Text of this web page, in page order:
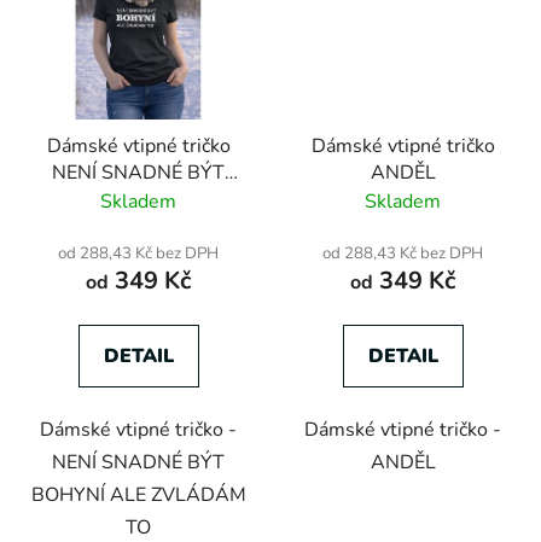
Dámské vtipné tričko
NENÍ SNADNÉ BÝT
BOHYNÍ ALE
Skladem
od 288,43 Kč bez DPH
od 349 Kč
DETAIL
Dámské vtipné tričko -
NENÍ SNADNÉ BÝT
BOHYNÍ ALE ZVLÁDÁM
TO
Dámské vtipné tričko
ANDĚL
Skladem
od 288,43 Kč bez DPH
od 349 Kč
DETAIL
Dámské vtipné tričko -
ANDĚL